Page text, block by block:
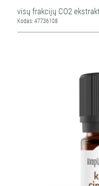
visų frakcijų CO2
Kodas: 47736108